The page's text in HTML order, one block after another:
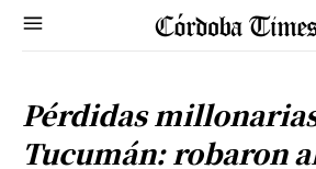
Pérdidas
Tucumán: robaron